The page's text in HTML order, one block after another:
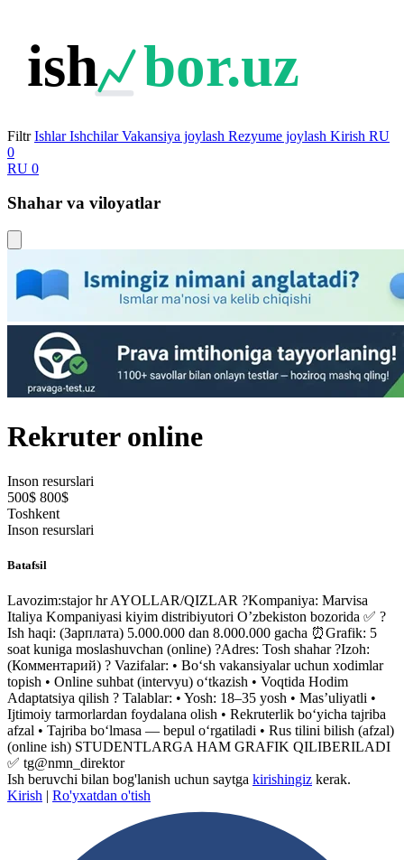
ish bor.uz
Filtr Ishlar Ishchilar Vakansiya joylash Rezyume joylash Kirish RU
0
RU 0
Shahar va viloyatlar
Rekruter online
Inson resurslari
500$ 800$
Toshkent
Inson resurslari
Batafsil
Lavozim:stajor hr AYOLLAR/QIZLAR ?Kompaniya: Marvisa
Italiya Kompaniyasi kiyim distribiyutori O’zbekiston bozorida ✅ ?
Ish haqi: (Зарплата) 5.000.000 dan 8.000.000 gacha ⏰Grafik: 5
soat kuniga moslashuvchan (online) ?Adres: Tosh shahar ?Izoh:
(Комментарий) ? Vazifalar: • Bo‘sh vakansiyalar uchun xodimlar
topish • Online suhbat (intervyu) o‘tkazish • Voqtida Hodim
Adaptatsiya qilish ? Talablar: • Yosh: 18–35 yosh • Mas’uliyatli •
Ijtimoiy tarmorlardan foydalana olish • Rekruterlik bo‘yicha tajriba
afzal • Tajriba bo‘lmasa — bepul o‘rgatiladi • Rus tilini bilish (afzal)
(online ish) STUDENTLARGA HAM GRAFIK QILIBERILADI
✅ tg@nmn_direktor
Ish beruvchi bilan bog'lanish uchun saytga kirishingiz kerak.
Kirish | Ro'yxatdan o'tish